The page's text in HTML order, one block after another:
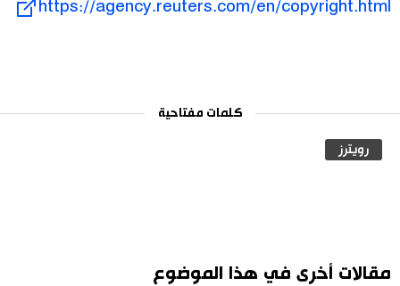
https://agency.reuters.com/en/copyright.html
كلمات مفتاحية
رويترز
مقالات أخرى في هذا الموضوع